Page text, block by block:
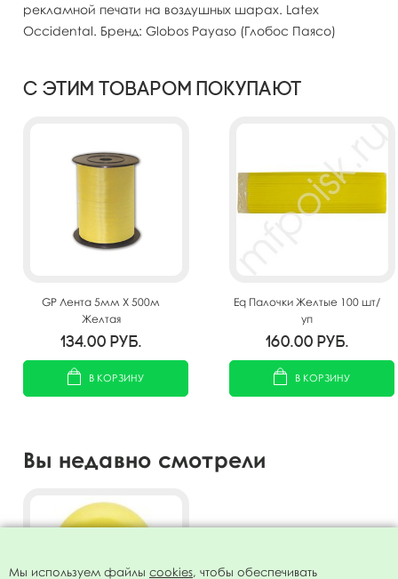
рекламной печати на воздушных шарах. Latex
Occidental. Бренд: Globos Payaso (Глобос Паясо)
С этим товаром покупают
GP Лента 5мм X 500м
Желтая
134.00 руб.
В КОРЗИНУ
Eq Палочки Желтые 100 шт/
уп
160.00 руб.
В КОРЗИНУ
Вы недавно смотрели
Мы используем файлы cookies, чтобы обеспечивать